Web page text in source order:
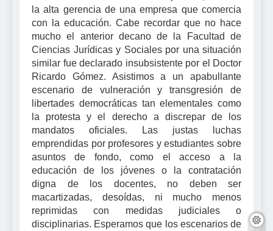
la alta gerencia de una empresa que comercia
con la educación. Cabe recordar que no hace
mucho el anterior decano de la Facultad de
Ciencias Jurídicas y Sociales por una situación
similar fue declarado insubsistente por el Doctor
Ricardo Gómez. Asistimos a un apabullante
escenario de vulneración y transgresión de
libertades democráticas tan elementales como
la protesta y el derecho a discrepar de los
mandatos oficiales. Las justas luchas
emprendidas por profesores y estudiantes sobre
asuntos de fondo, como el acceso a la
educación de los jóvenes o la contratación
digna de los docentes, no deben ser
macartizadas, desoídas, ni mucho menos
reprimidas con medidas judiciales o
disciplinarias. Esperamos que los escenarios de